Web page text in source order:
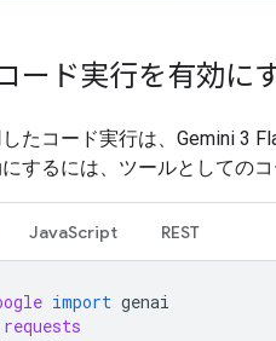
ード実行を有効に
たコード実行は、Gemini 3
するには、ツールとしての
JavaScript REST
import genai
requests